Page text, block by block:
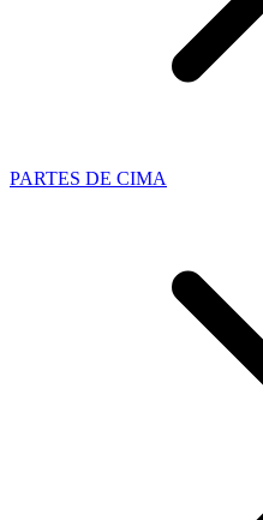
PARTES DE CIMA